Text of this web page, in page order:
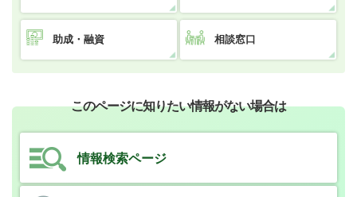
助成・融資 相談窓口
このページに知りたい情報がない場合は
情報検索ページ